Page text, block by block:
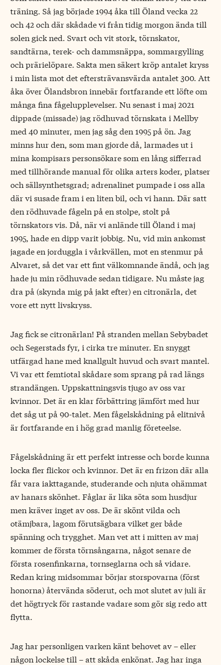
träning. Så jag började 1994 åka till Öland vecka 22
och 42 och där skådade vi från tidig morgon ända till
solen gick ned. Svart och vit stork, törnskator,
sandtärna, terek- och dammsnäppa, sommargylling
och prärielöpare. Sakta men säkert kröp antalet kryss
i min lista mot det eftersträvansvärda antalet 300. Att
åka över Ölandsbron innebär fortfarande ett löfte om
många fina fågelupplevelser. Nu senast i maj 2021
dippade (missade) jag rödhuvad törnskata i Mellby
med 40 minuter, men jag såg den 1995 på ön. Jag
minns hur den, som man gjorde då, larmades ut i
mina kompisars personsökare som en lång sifferrad
med tillhörande manual för olika arters koder, platser
och sällsynthetsgrad; adrenalinet pumpade i oss alla
där vi susade fram i en liten bil, och vi hann. Där satt
den rödhuvade fågeln på en stolpe, stolt på
törnskators vis. Då, när vi anlände till Öland i maj
1995, hade en dipp varit jobbig. Nu, vid min ankomst
jagade en jorduggla i vårkvällen, mot en stenmur på
Alvaret, så det var ett fint välkomnande ändå, och jag
hade ju min rödhuvade sedan tidigare. Nu måste jag
dra på (skynda mig på jakt efter) en citronärla, det
vore ett nytt livskryss.
Jag fick se citronärlan! På stranden mellan Sebybadet
och Segerstads fyr, i cirka tre minuter. En snyggt
utfärgad hane med knallgult huvud och svart mantel.
Vi var ett femtiotal skådare som sprang på rad längs
strandängen. Uppskattningsvis tjugo av oss var
kvinnor. Det är en klar förbättring jämfört med hur
det såg ut på 90-talet. Men fågelskådning på elitnivå
är fortfarande en i hög grad manlig företeelse.
Fågelskådning är ett perfekt intresse och borde kunna
locka fler flickor och kvinnor. Det är en frizon där alla
får vara iakttagande, studerande och njuta ohämmat
av hanars skönhet. Fåglar är lika söta som husdjur
men kräver inget av oss. De är skönt vilda och
otämjbara, lagom förutsägbara vilket ger både
spänning och trygghet. Man vet att i mitten av maj
kommer de första törnsångarna, något senare de
första rosenfinkarna, tornseglarna och så vidare.
Redan kring midsommar börjar storspovarna (först
honorna) återvända söderut, och mot slutet av juli är
det högtryck för rastande vadare som gör sig redo att
flytta.
Jag har personligen varken känt behovet av – eller
någon lockelse till – att skåda enkönat. Jag har inga